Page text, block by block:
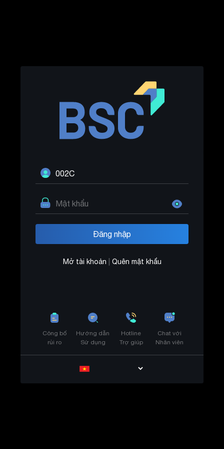
Mở tài khoản Quên mật khẩu
Công bố
rủi ro
Hướng dẫn
Sử dụng
Hotline
Trợ giúp
Chat với
Nhân viên